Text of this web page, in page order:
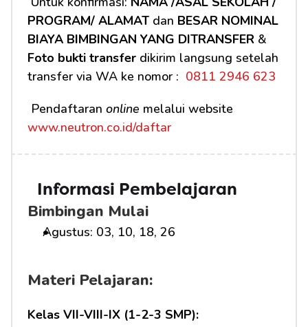
PROGRAM/ ALAMAT dan BESAR NOMINAL
BIAYA BIMBINGAN YANG DITRANSFER
Foto bukti transfer dikirim langsung setelah
transfer via WA ke nomor : 0811 2946 623
Pendaftaran online
www.neutron.co.id/daftar
Informasi Pembelajaran
Bimbingan Mulai
Agustus: 03, 10, 18, 26
Materi Pelajaran:
Kelas VII-VIII-IX (1-2-3 SMP):